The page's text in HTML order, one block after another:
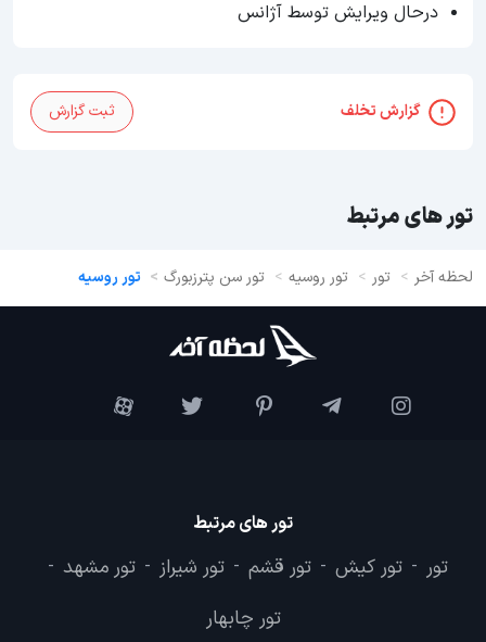
درحال ویرایش توسط آژانس
گزارش تخلف ثبت گزارش
تور های مرتبط
لحظه آخر تور تور روسیه تور سن پترزبورگ تور روسیه
تور های مرتبط
تور - تور کیش - تور قشم - تور شیراز - تور مشهد -
تور چابهار